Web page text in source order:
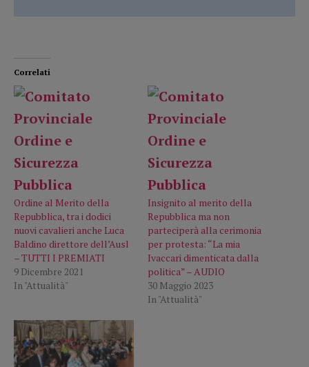
Correlati
Ordine al Merito della
Repubblica, tra i dodici
nuovi cavalieri anche Luca
Baldino direttore dell’Ausl
– TUTTI I PREMIATI
9 Dicembre 2021
In "Attualità"
Insignito al merito della
Repubblica ma non
parteciperà alla cerimonia
per protesta: “La mia
Ivaccari dimenticata dalla
politica” – AUDIO
30 Maggio 2023
In "Attualità"